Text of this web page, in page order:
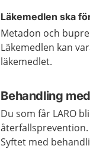
Läkemedlen ska
Metadon och
Läkemedlen kan
läkemedlet.
Behandling
Du som får LARO
återfallsprevention.
Syftet med